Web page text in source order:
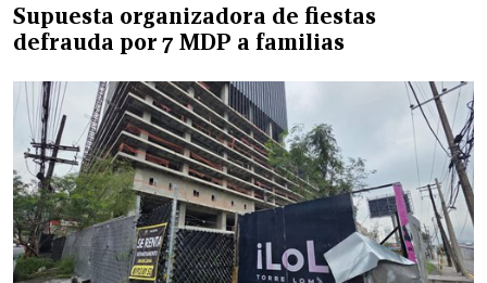
Supuesta organizadora de fiestas
defrauda por 7 MDP a familias